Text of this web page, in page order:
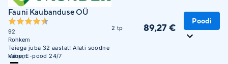
Fauni Kaubanduse OÜ
92
Rohkem
Teiega juba 32 aastat! Alati soodne
kaup, E-pood 24/7
Vähem
2 tp 89,27 €
Poodi